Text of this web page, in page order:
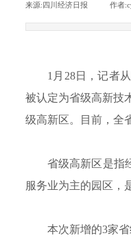
来源:四川经济日报 作者:
1月28日，记者
被认定为省级高新技
级高新区。目前，全
省级高新区是指
服务业为主的园区，
本次新增的3家